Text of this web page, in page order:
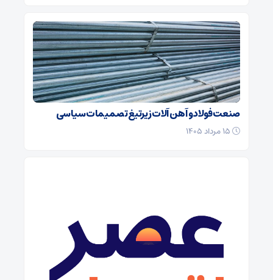
صنعت فولاد و آهن آلات زیر‌تیغ تصمیمات سیاسی